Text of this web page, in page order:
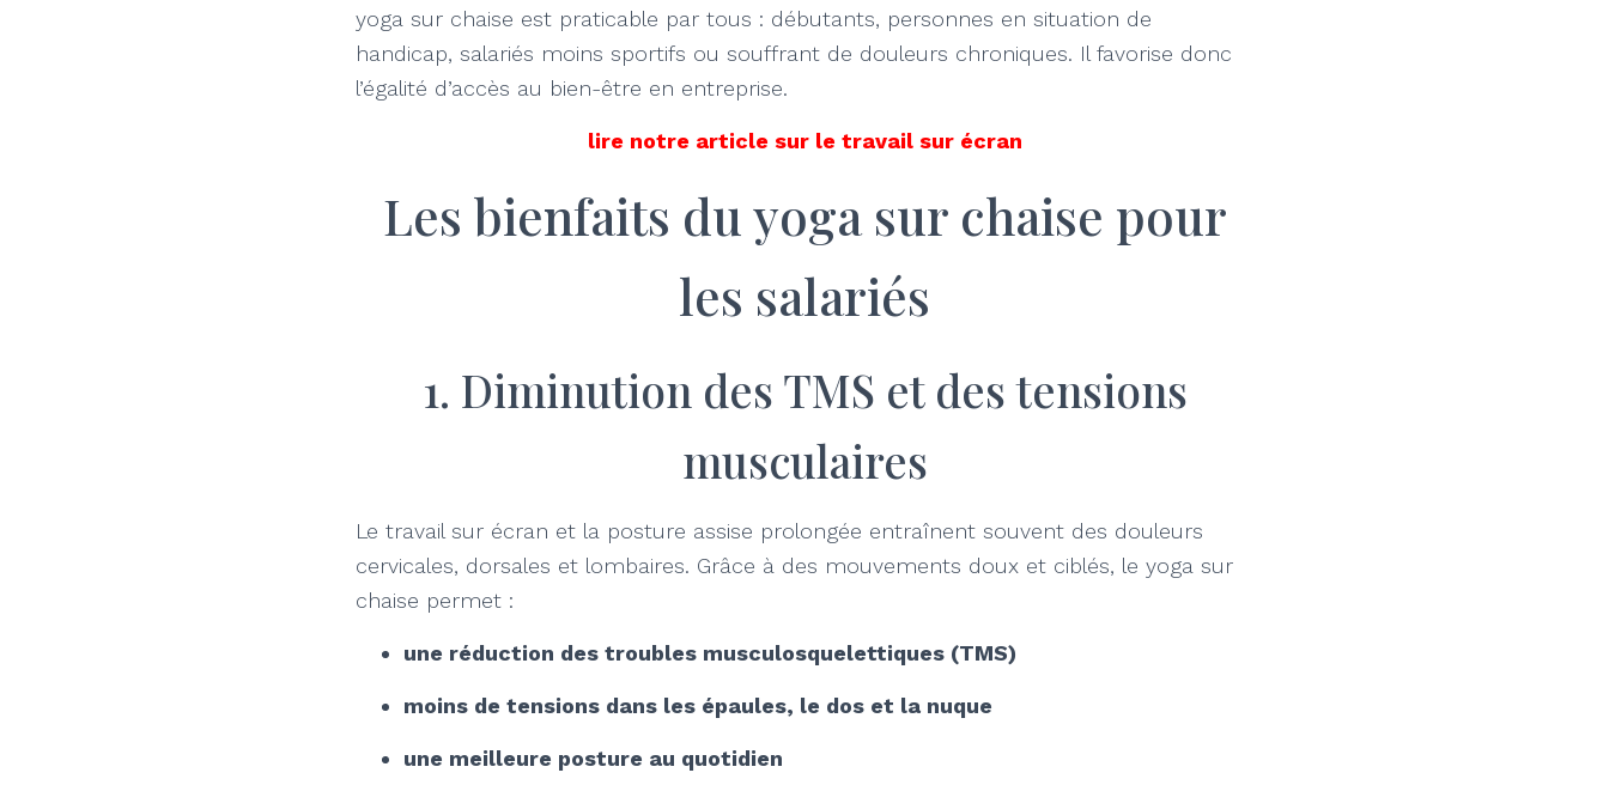
yoga sur chaise est praticable par tous : débutants, personnes en situation de
handicap, salariés moins sportifs ou souffrant de douleurs chroniques. Il favorise donc
l’égalité d’accès au bien-être en entreprise.
lire notre article sur le travail sur écran
Les bienfaits du yoga sur chaise pour
les salariés
1. Diminution des TMS et des tensions
musculaires
Le travail sur écran et la posture assise prolongée entraînent souvent des douleurs
cervicales, dorsales et lombaires. Grâce à des mouvements doux et ciblés, le yoga sur
chaise permet :
une réduction des troubles musculosquelettiques (TMS)
moins de tensions dans les épaules, le dos et la nuque
une meilleure posture au quotidien